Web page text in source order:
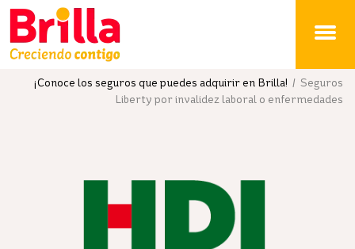
¡Conoce los seguros que puedes adquirir en Brilla! / Seguros
Liberty por invalidez laboral o enfermedades